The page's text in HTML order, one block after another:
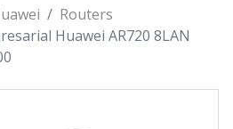
Routers
Huawei AR720 8LAN